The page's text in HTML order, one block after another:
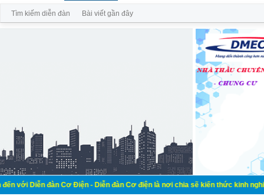
đàn Cơ Điện - Diễn đàn Cơ điện là nơi chia sẽ kiến thức kinh nghiệm
Tìm kiếm diễn đàn Bài viết gần đây